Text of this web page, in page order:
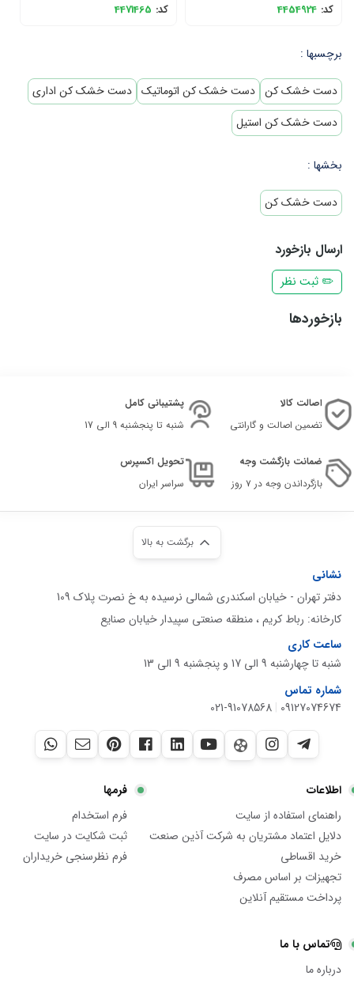
کد: 4454924 کد: 4471465
برچسبها :
دست خشک کن دست خشک کن اتوماتیک دست خشک کن اداری
دست خشک کن استیل
بخشها :
دست خشک کن
ارسال بازخورد
✏️ ثبت نظر
بازخوردها
اصالت کالا
تضمین اصالت و گارانتی
پشتیبانی کامل
شنبه تا پنجشنبه 9 الی 17
ضمانت بازگشت وجه
بازگرداندن وجه در ۷ روز
تحویل اکسپرس
سراسر ایران
برگشت به بالا
نشانی
دفتر تهران - خیابان اسکندری شمالی نرسیده به خ نصرت پلاک 109
کارخانه: رباط کریم ، منطقه صنعتی سپیدار خیابان صنایع
ساعت کاری
شنبه تا چهارشنبه 9 الی 17 و پنجشنبه 9 الی 13
شماره تماس
09127074674
|
021-91078568
اطلاعات
راهنمای استفاده از سایت
دلایل اعتماد مشتریان به شرکت آذین صنعت
خرید اقساطی
تجهیزات بر اساس مصرف
پرداخت مستقیم آنلاین
فرمها
فرم استخدام
ثبت شکایت در سایت
فرم نظرسنجی خریداران
تماس با ما
درباره ما